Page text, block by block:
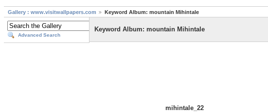
Gallery : www.visitwallpapers.com Keyword Album: mountain Mihintale
Advanced Search
Keyword Album: mountain Mihintale
mihintale_22